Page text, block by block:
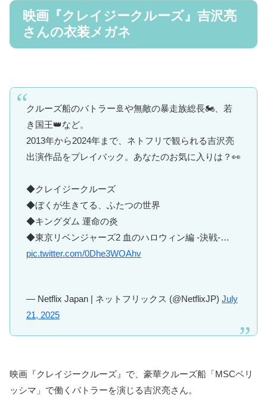
映画『クレイジークルーズ』吉沢亮
さんの衣装メガネ
クルーズ船のバトラー🚢や無敵の暴走族総長🏍️、若
き国王👑など。
2013年から2024年まで、ネトフリで観られる吉沢亮
出演作品をプレイバック。あなたのお気に入りは？👀
◆クレイジークルーズ
◆ぼくが生きてる、ふたつの世界
◆キングダム 運命の炎
◆東京リベンジャーズ2 血のハロウィン編 -決戦-…
pic.twitter.com/0Dhe3WOAhv
— Netflix Japan | ネットフリックス (@NetflixJP) July
21, 2025
映画『クレイジークルーズ』で、豪華クルーズ船「MSCベリ
ッシマ」で働くバトラーを演じる吉沢亮さん。